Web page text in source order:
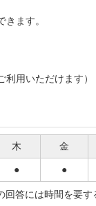
ます。
用いただけます）
木 金
● ●
答には時間を要す